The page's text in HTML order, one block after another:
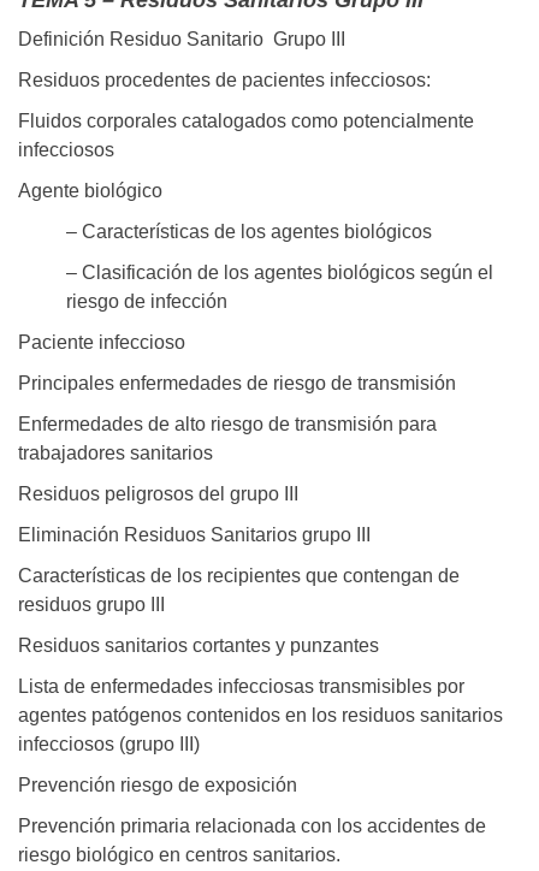
Definición Residuo Sanitario Grupo III
Residuos procedentes de pacientes infecciosos:
Fluidos corporales catalogados como potencialmente
infecciosos
Agente biológico
– Características de los agentes biológicos
– Clasificación de los agentes biológicos según el
riesgo de infección
Paciente infeccioso
Principales enfermedades de riesgo de transmisión
Enfermedades de alto riesgo de transmisión para
trabajadores sanitarios
Residuos peligrosos del grupo III
Eliminación Residuos Sanitarios grupo III
Características de los recipientes que contengan de
residuos grupo III
Residuos sanitarios cortantes y punzantes
Lista de enfermedades infecciosas transmisibles por
agentes patógenos contenidos en los residuos sanitarios
infecciosos (grupo III)
Prevención riesgo de exposición
Prevención primaria relacionada con los accidentes de
riesgo biológico en centros sanitarios.